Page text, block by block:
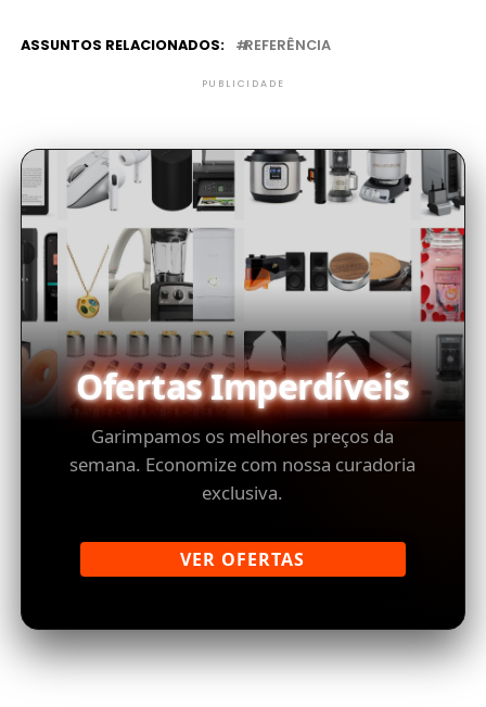
ASSUNTOS RELACIONADOS: REFERÊNCIA
PUBLICIDADE
Ofertas Imperdíveis
Garimpamos os melhores preços da
semana. Economize com nossa curadoria
exclusiva.
VER OFERTAS